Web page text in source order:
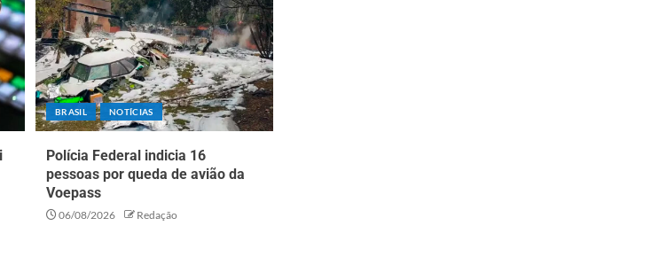
BRASIL NOTÍCIAS
Polícia Federal indicia 16
pessoas por queda de avião da
Voepass
06/08/2026 Redação